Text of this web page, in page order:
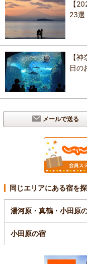
【
23選
【
日の
メールで送る
同じエリアにある宿を
湯河原・真鶴・小田原
小田原の宿